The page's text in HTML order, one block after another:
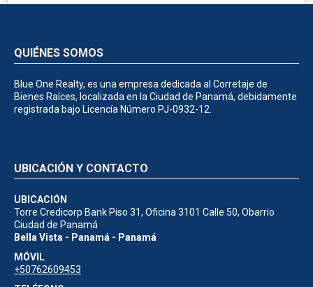
QUIÉNES SOMOS
Blue One Realty, es una empresa dedicada al Corretaje de
Bienes Raíces, localizada en la Ciudad de Panamá, debidamente
registrada bajo Licencía Número PJ-0932-12.
UBICACIÓN Y CONTACTO
UBICACIÓN
Torre Credicorp Bank Piso 31, Oficina 3101 Calle 50, Obarrio
Ciudad de Panamá
Bella Vista - Panamá - Panamá
MÓVIL
+50762609453